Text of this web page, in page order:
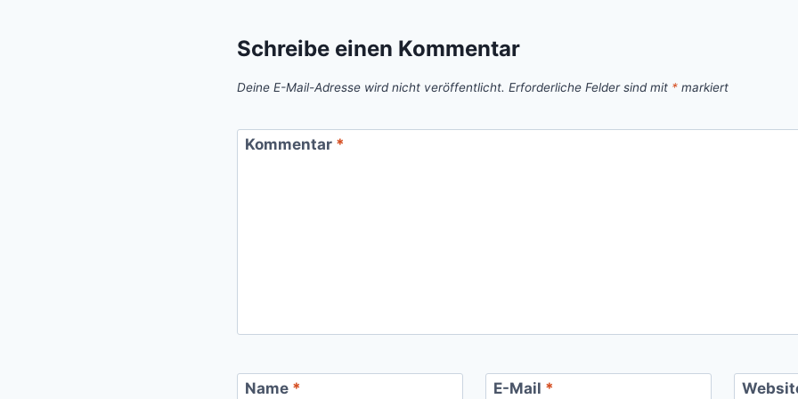
Schreibe einen Kommentar
Deine E-Mail-Adresse wird nicht veröffentlicht. Erforderliche Felder sind mit * markiert
Kommentar *
Name * E-Mail *